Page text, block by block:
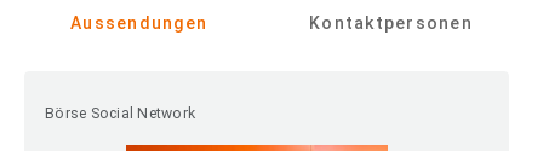
Aussendungen Kontaktpersonen
Börse Social Network